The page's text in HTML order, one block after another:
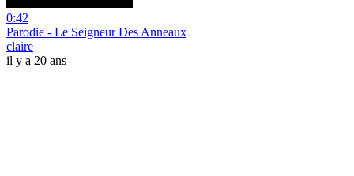
0:42
Parodie - Le Seigneur Des Anneaux
claire
il y a 20 ans